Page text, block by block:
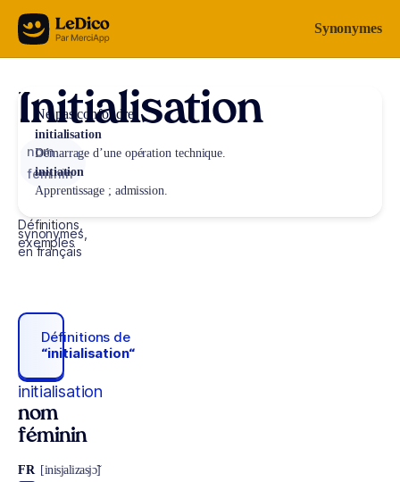
Aller au contenu Synonymes
Initialisation
nom
féminin
Définitions,
synonymes,
exemples
en français
Définitions de
“initialisation“
initialisation
nom
féminin
FR [inisjalizasjɔ̃]
Ne pas confondre
initialisation
Démarrage d’une opération technique.
initiation
Apprentissage ; admission.